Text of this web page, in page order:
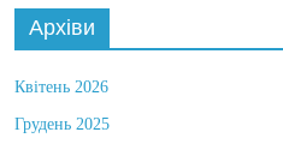
Архіви
Квітень 2026
Грудень 2025